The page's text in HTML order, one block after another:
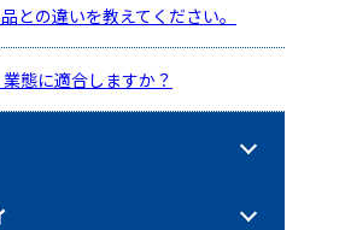
との違いを教えてください。
態に適合しますか？